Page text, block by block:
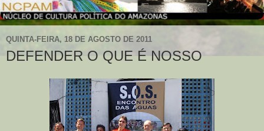
QUINTA-FEIRA, 18 DE AGOSTO DE 2011
DEFENDER O QUE É NOSSO